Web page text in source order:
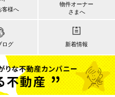
客様へ
物件オーナー
さまへ
ログ 新着情報